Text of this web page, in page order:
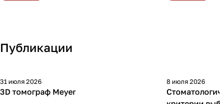
Публикации
31 июля 2026
3D томограф Meyer
8 июля 2026